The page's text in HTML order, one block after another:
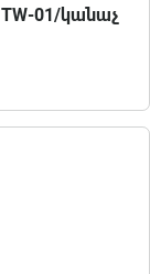
01/կանաչ